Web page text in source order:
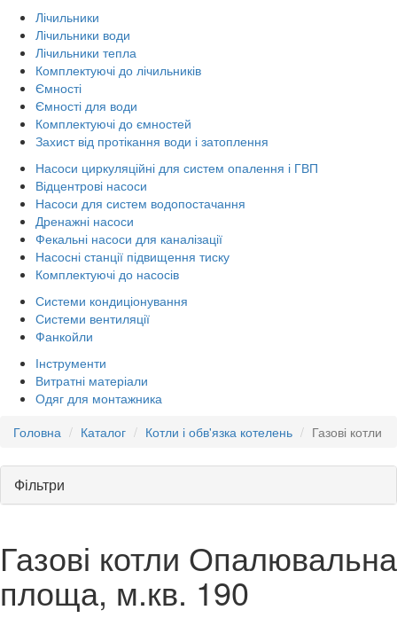
Лічильники
Лічильники води
Лічильники тепла
Комплектуючі до лічильників
Ємності
Ємності для води
Комплектуючі до ємностей
Захист від протікання води і затоплення
Насоси циркуляційні для систем опалення і ГВП
Відцентрові насоси
Насоси для систем водопостачання
Дренажні насоси
Фекальні насоси для каналізації
Насосні станції підвищення тиску
Комплектуючі до насосів
Системи кондиціонування
Системи вентиляції
Фанкойли
Інструменти
Витратні матеріали
Одяг для монтажника
Головна
Каталог Котли і обв'язка котелень Газові котли
Фільтри
Газові котли Опалювальна
площа, м.кв. 190